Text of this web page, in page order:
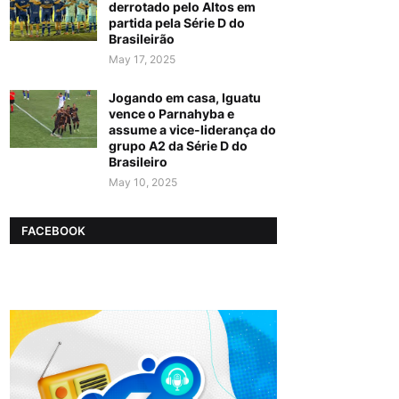
derrotado pelo Altos em
partida pela Série D do
Brasileirão
May 17, 2025
Jogando em casa, Iguatu
vence o Parnahyba e
assume a vice-liderança do
grupo A2 da Série D do
Brasileiro
May 10, 2025
FACEBOOK